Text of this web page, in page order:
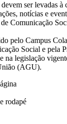
ser levadas à
notícias e
Comunicação
pelo Campus
Social e pela
na legislação
(AGU).
rodapé